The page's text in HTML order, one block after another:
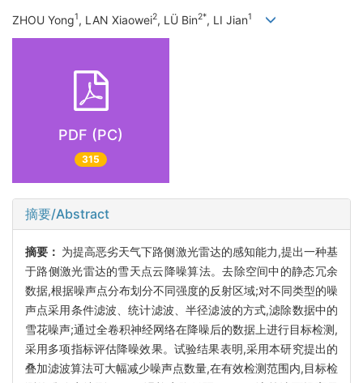
ZHOU Yong1, LAN Xiaowei2, LÜ Bin2*, LI Jian1
PDF (PC)
315
摘要/Abstract
摘要： 为提高恶劣天气下路侧激光雷达的感知能力,提出一种基
于路侧激光雷达的雪天点云降噪算法。去除空间中的静态冗余
数据,根据噪声点分布划分不同强度的反射区域;对不同类型的噪
声点采用条件滤波、统计滤波、半径滤波的方式,滤除数据中的
雪花噪声;通过全卷积神经网络在降噪后的数据上进行目标检测,
采用多项指标评估降噪效果。试验结果表明,采用本研究提出的
叠加滤波算法可大幅减少噪声点数量,在有效检测范围内,目标检